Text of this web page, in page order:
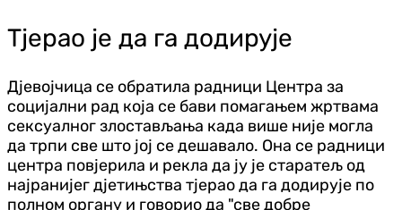
Тјерао је да га додирује
Дјевојчица се обратила радници Центра за
социјални рад која се бави помагањем жртвама
сексуалног злостављања када више није могла
да трпи све што јој се дешавало. Она се радници
центра повјерила и рекла да ју је старатељ од
најранијег дјетињства тјерао да га додирује по
полном органу и говорио да "све добре